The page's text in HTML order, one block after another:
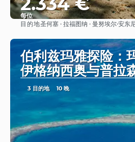
每位
看到
目的地圣何塞 · 拉福图纳 · 曼努埃尔·安东
伯利兹玛雅探险：
伊格纳西奥与普拉
3 目的地 10 晚